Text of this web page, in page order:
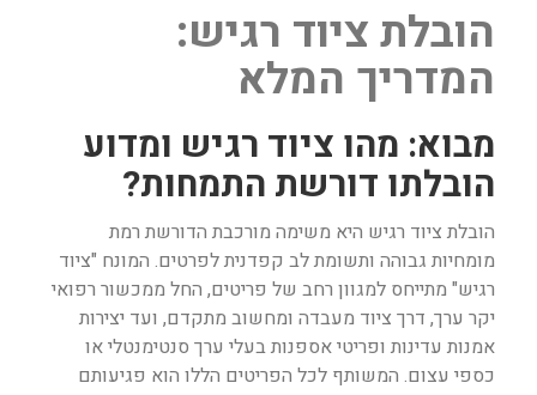
הובלת ציוד רגיש:
המדריך המלא
מבוא: מהו ציוד רגיש ומדוע
הובלתו דורשת התמחות?
הובלת ציוד רגיש היא משימה מורכבת הדורשת רמת
מומחיות גבוהה ותשומת לב קפדנית לפרטים. המונח "ציוד
רגיש" מתייחס למגוון רחב של פריטים, החל ממכשור רפואי
יקר ערך, דרך ציוד מעבדה ומחשוב מתקדם, ועד יצירות
אמנות עדינות ופריטי אספנות בעלי ערך סנטימנטלי או
כספי עצום. המשותף לכל הפריטים הללו הוא פגיעותם